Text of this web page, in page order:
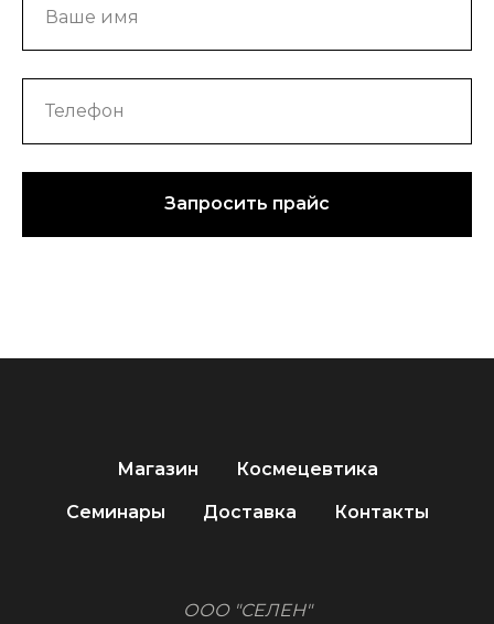
Запросить прайс
Магазин Космецевтика
Семинары Доставка Контакты
ООО "СЕЛЕН"